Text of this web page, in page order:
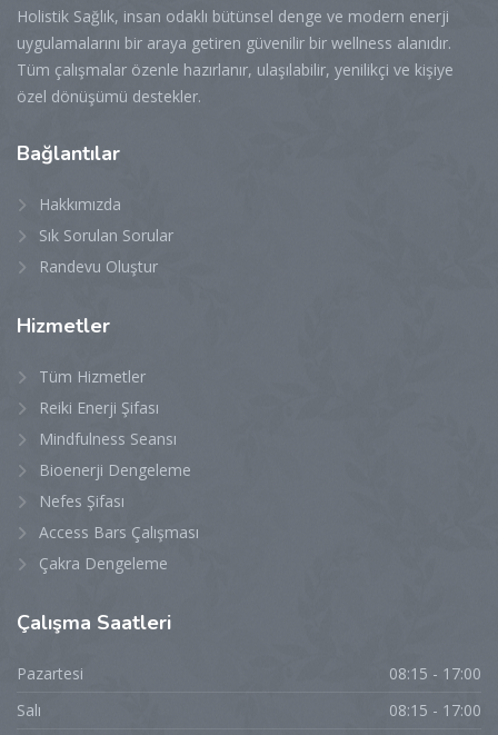
Holistik Sağlık, insan odaklı bütünsel denge ve modern enerji
uygulamalarını bir araya getiren güvenilir bir wellness alanıdır.
Tüm çalışmalar özenle hazırlanır, ulaşılabilir, yenilikçi ve kişiye
özel dönüşümü destekler.
Bağlantılar
Hakkımızda
Sık Sorulan Sorular
Randevu Oluştur
Hizmetler
Tüm Hizmetler
Reiki Enerji Şifası
Mindfulness Seansı
Bioenerji Dengeleme
Nefes Şifası
Access Bars Çalışması
Çakra Dengeleme
Çalışma Saatleri
Pazartesi
08:15 - 17:00
Salı
08:15 - 17:00